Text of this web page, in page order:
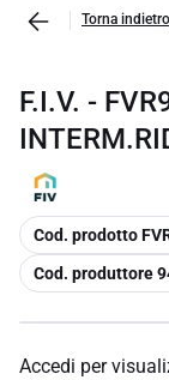
Torna indietro
F.I.V. -
copia
Cod. prodotto
copia
Cod. produttore
Accedi per